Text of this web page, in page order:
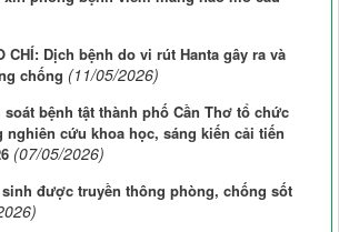
CHÍ: Dịch bệnh do vi rút Hanta gây ra và
chống (11/05/2026)
soát bệnh tật thành phố Cần Thơ tổ chức
nghiên cứu khoa học, sáng kiến cải tiến
(07/05/2026)
sinh được truyền thông phòng, chống sốt